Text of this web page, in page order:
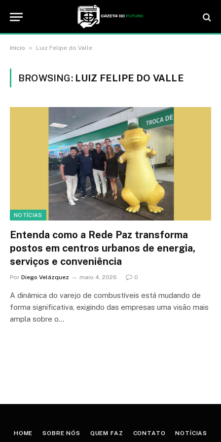
Início » Luiz Felipe do Valle
BROWSING: LUIZ FELIPE DO VALLE
NOTÍCIAS
Entenda como a Rede Paz transforma
postos em centros urbanos de energia,
serviços e conveniência
Por Diego Velázquez maio 4, 2026 0
A dinâmica do varejo de combustíveis está mudando de
forma significativa, exigindo das empresas uma visão mais
ampla sobre o…
HOME SOBRE NÓS QUEM FAZ CONTATO NOTÍCIAS